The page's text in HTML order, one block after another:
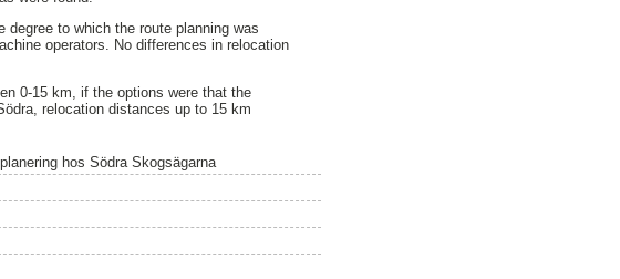
degree to which the route planning was
operators. No differences in relocation
0-15 km, if the options were that the
relocation distances up to 15 km
hos Södra Skogsägarna